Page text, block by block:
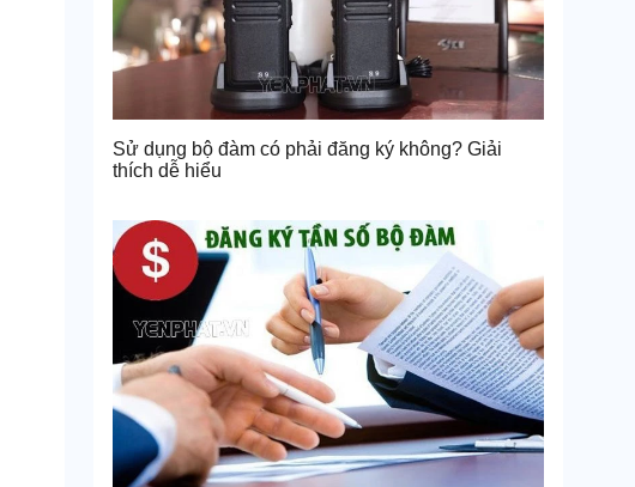
Sử dụng bộ đàm có phải đăng ký không? Giải
thích dễ hiểu